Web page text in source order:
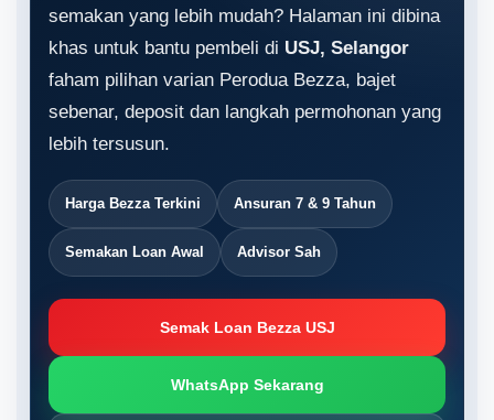
semakan yang lebih mudah? Halaman ini dibina
khas untuk bantu pembeli di USJ, Selangor
faham pilihan varian Perodua Bezza, bajet
sebenar, deposit dan langkah permohonan yang
lebih tersusun.
Harga Bezza Terkini Ansuran 7 & 9 Tahun
Semakan Loan Awal Advisor Sah
Semak Loan Bezza USJ
WhatsApp Sekarang